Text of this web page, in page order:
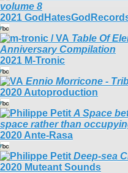
volume 8
2021
Table Of
Anniversary Compilation
2021 M-Tronic
Ennio Morricone -
2020 Autoproduction
A Space
space rather than
2020 Ante-Rasa
Deep​-​sea
2020 Muteant Sounds